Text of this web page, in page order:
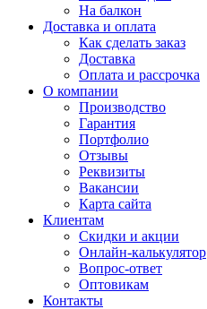
На балкон
Доставка и оплата
Как сделать заказ
Доставка
Оплата и рассрочка
О компании
Производство
Гарантия
Портфолио
Отзывы
Реквизиты
Вакансии
Карта сайта
Клиентам
Скидки и акции
Онлайн-калькулятор
Вопрос-ответ
Оптовикам
Контакты